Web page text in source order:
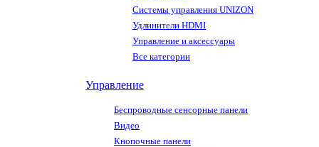
Системы управления UNIZON
Удлинители HDMI
Управление и аксессуары
Все категории
Управление
Беспроводные сенсорные панели
Видео
Кнопочные панели